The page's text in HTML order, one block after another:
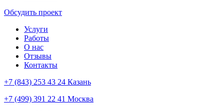
Обсудить проект
Услуги
Работы
О нас
Отзывы
Контакты
+7 (843) 253 43 24 Казань
+7 (499) 391 22 41 Москва